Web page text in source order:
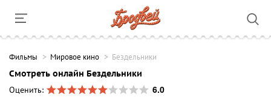
Фильмы Мировое кино Бездельники
Смотреть онлайн Бездельники
Оценить:
6.0